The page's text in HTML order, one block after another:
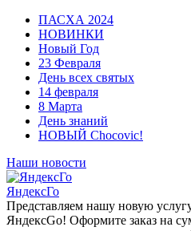
ПАСХА 2024
НОВИНКИ
Новый Год
23 Февраля
День всех святых
14 февраля
8 Марта
День знаний
НОВЫЙ Chocovic!
Наши новости
ЯндексГо
Представляем нашу новую
ЯндексGo! Оформите заказ на